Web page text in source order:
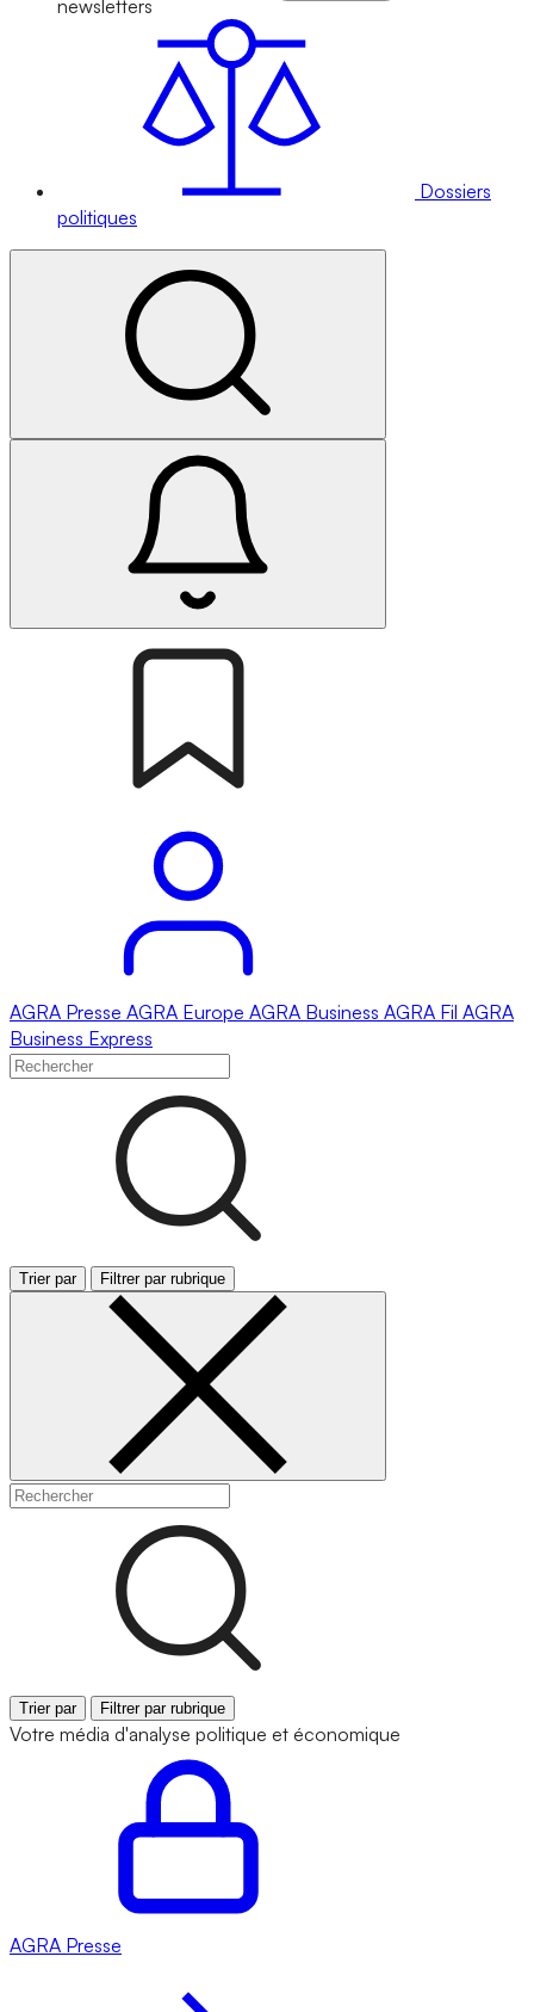
newsletters
Dossiers
politiques
AGRA Presse AGRA Europe AGRA Business AGRA Fil AGRA
Business Express
Trier par Filtrer par rubrique
Trier par Filtrer par rubrique
Votre média d'analyse politique et économique
AGRA Presse